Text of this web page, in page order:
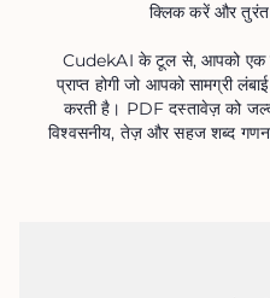
क्लिक करें और तुरंत
CudekAI के टूल से, आपको एक
प्राप्त होगी जो आपको सामग्री
करती है। PDF दस्तावेज़ को
विश्वसनीय, तेज़ और सहज शब्द